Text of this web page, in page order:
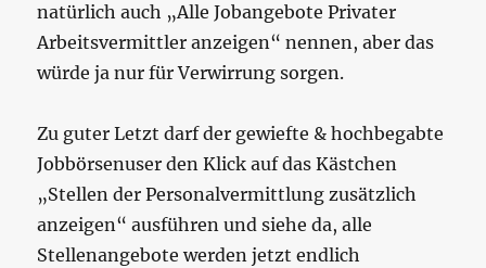
natürlich auch „Alle Jobangebote Privater
Arbeitsvermittler anzeigen“ nennen, aber das
würde ja nur für Verwirrung sorgen.
Zu guter Letzt darf der gewiefte & hochbegabte
Jobbörsenuser den Klick auf das Kästchen
„Stellen der Personalvermittlung zusätzlich
anzeigen“ ausführen und siehe da, alle
Stellenangebote werden jetzt endlich